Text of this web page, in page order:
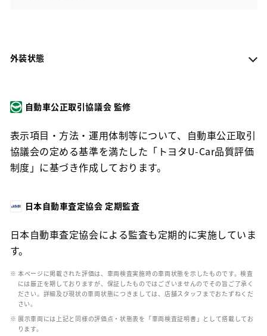
外装状態
自動車公正取引協議会 監修
表示項目・方法・運用体制等について、自動車公正取引
協議会の定める基準を満たした「トヨタU-Car品質評価
制度」に基づき作成しております。
日本自動車査定協会 定期監査
日本自動車査定協会による監査も定期的に実施していま
す。
※ 本ページに掲載された評価は、車両検査実施時の車両状態を示したものです。検査
には厳正を期しておりますが、保証したものではございませんのでその旨ご了承く
ださい。詳細及び現状の車両状態につきましては、店舗スタッフまでおたずねくだ
さい。
※ 展示車両には上記と同様の評価点・状態表を「車両検査証明書」として搭載してお
ります。